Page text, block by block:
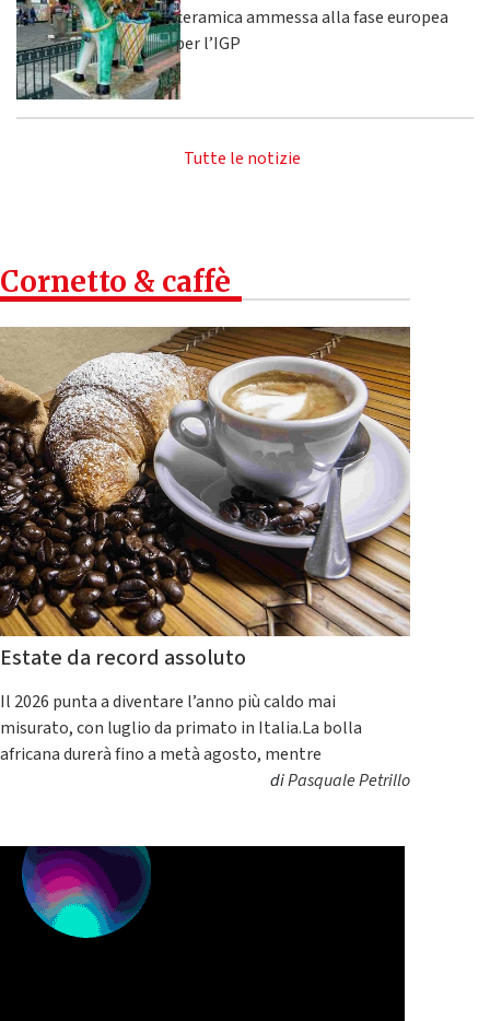
ceramica ammessa alla fase europea
per l’IGP
Tutte le notizie
Cornetto & caffè
Estate da record assoluto
Il 2026 punta a diventare l’anno più caldo mai
misurato, con luglio da primato in Italia.La bolla
africana durerà fino a metà agosto, mentre
diPasquale Petrillo